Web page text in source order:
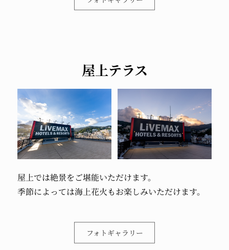
屋上テラス
屋上では絶景をご堪能いただけます。
季節によっては海上花火もお楽しみいただけます。
フォトギャラリー